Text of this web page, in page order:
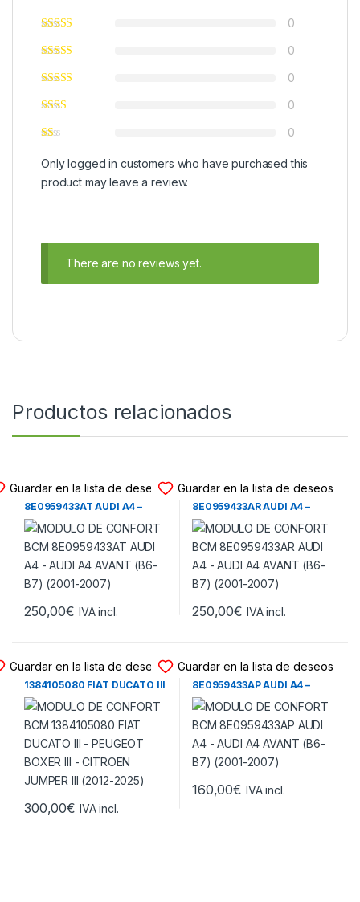
0
0
0
0
0
Only logged in customers who have purchased this
product may leave a review.
There are no reviews yet.
Productos relacionados
Guardar en la lista de deseos
MODULO DE CONFORT BCM
8E0959433AT AUDI A4 –
AUDI A4 AVANT (B6-B7)
(2001-2007)
250,00€ IVA incl.
Guardar en la lista de deseos
MODULO DE CONFORT BCM
8E0959433AR AUDI A4 –
AUDI A4 AVANT (B6-B7)
(2001-2007)
250,00€ IVA incl.
Guardar en la lista de deseos
MODULO DE CONFORT BCM
1384105080 FIAT DUCATO III
– PEUGEOT BOXER III –
CITROEN JUMPER III (2012-
2025)
300,00€ IVA incl.
Guardar en la lista de deseos
MODULO DE CONFORT BCM
8E0959433AP AUDI A4 –
AUDI A4 AVANT (B6-B7)
(2001-2007)
160,00€ IVA incl.